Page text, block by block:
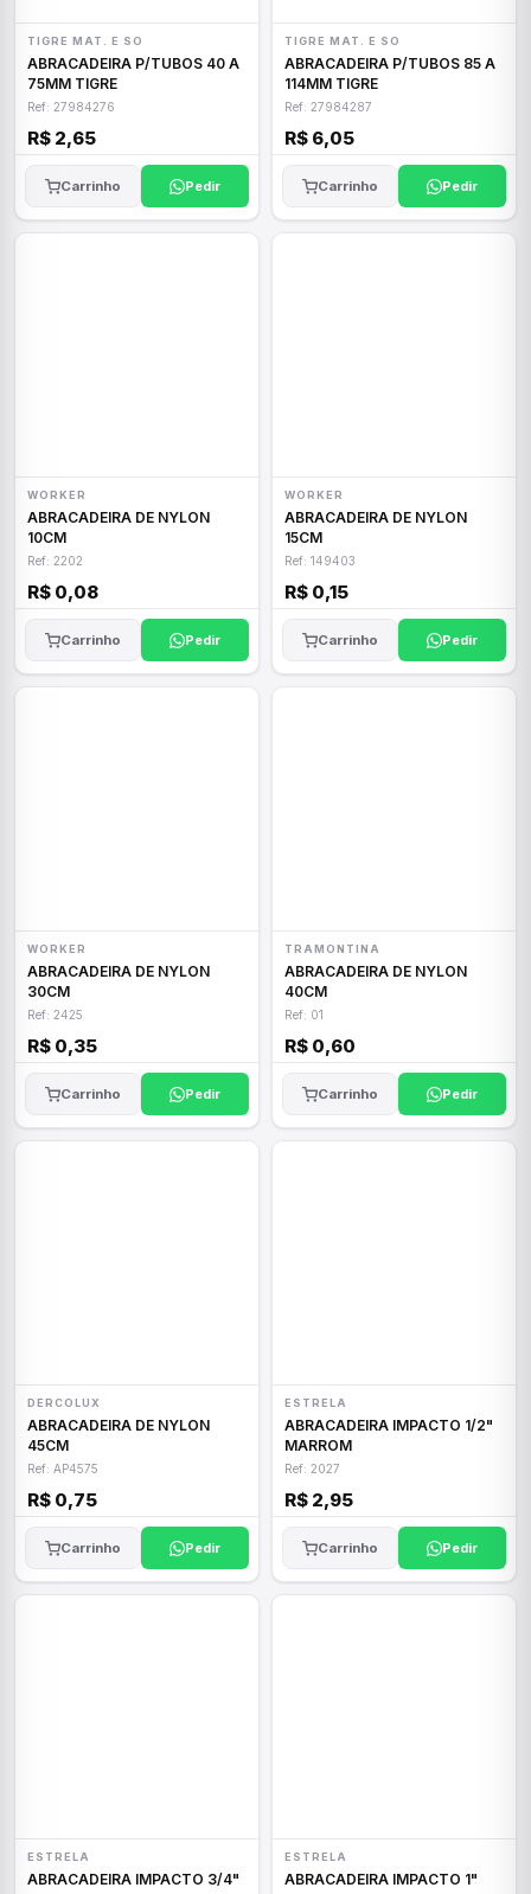
TIGRE MAT. E SO
ABRACADEIRA P/TUBOS 40 A
75MM TIGRE
Ref: 27984276
R$ 2,65
Carrinho Pedir
TIGRE MAT. E SO
ABRACADEIRA P/TUBOS 85 A
114MM TIGRE
Ref: 27984287
R$ 6,05
Carrinho Pedir
WORKER
ABRACADEIRA DE NYLON
10CM
Ref: 2202
R$ 0,08
Carrinho Pedir
WORKER
ABRACADEIRA DE NYLON
15CM
Ref: 149403
R$ 0,15
Carrinho Pedir
WORKER
ABRACADEIRA DE NYLON
30CM
Ref: 2425
R$ 0,35
Carrinho Pedir
TRAMONTINA
ABRACADEIRA DE NYLON
40CM
Ref: 01
R$ 0,60
Carrinho Pedir
DERCOLUX
ABRACADEIRA DE NYLON
45CM
Ref: AP4575
R$ 0,75
Carrinho Pedir
ESTRELA
ABRACADEIRA IMPACTO 1/2"
MARROM
Ref: 2027
R$ 2,95
Carrinho Pedir
ESTRELA
ABRACADEIRA IMPACTO 3/4"
ESTRELA
ABRACADEIRA IMPACTO 1"